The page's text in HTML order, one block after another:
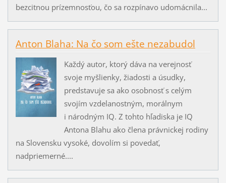
bezcitnou prízemnosťou, čo sa rozpínavo udomácnila...
Anton Blaha: Na čo som ešte nezabudol
Každý autor, ktorý dáva na verejnosť
svoje myšlienky, žiadosti a úsudky,
predstavuje sa ako osobnosť s celým
svojím vzdelanostným, morálnym
i národným IQ. Z tohto hľadiska je IQ
Antona Blahu ako člena právnickej rodiny
na Slovensku vysoké, dovolím si povedať,
nadpriemerné....